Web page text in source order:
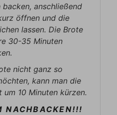
anschließend
öffnen und die
lassen. Die Brote
30-35 Minuten
nicht ganz so
kann man die
um 10 Minuten kürzen.
NACHBACKEN!!!